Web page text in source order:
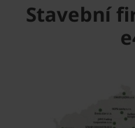
Stavební